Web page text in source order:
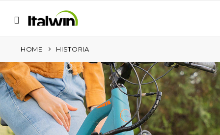
HOME HISTORIA